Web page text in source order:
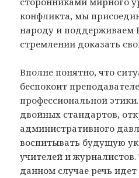
конфликта, мы
народу и поддерживаем
стремлении доказать
Вполне понятно, что
беспокоит
профессиональной
двойных стандартов,
административного
воспитывать будущую
учителей и журналистов.
данном случае речь